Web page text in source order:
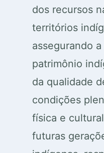
dos recursos
territórios
assegurando
patrimônio
da qualidade
condições
física e
futuras